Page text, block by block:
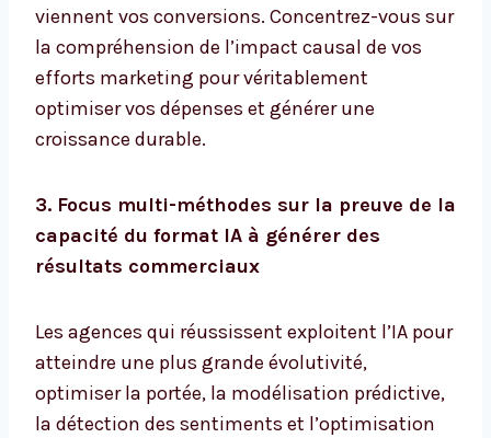
viennent vos conversions. Concentrez-vous sur
la compréhension de l’impact causal de vos
efforts marketing pour véritablement
optimiser vos dépenses et générer une
croissance durable.
3. Focus multi-méthodes sur la preuve de la
capacité du format IA à générer des
résultats commerciaux
Les agences qui réussissent exploitent l’IA pour
atteindre une plus grande évolutivité,
optimiser la portée, la modélisation prédictive,
la détection des sentiments et l’optimisation